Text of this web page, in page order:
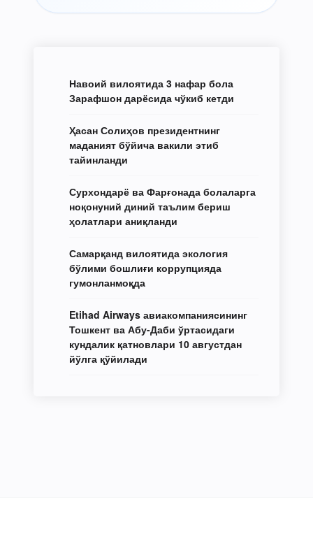
Навоий вилоятида 3 нафар бола
Зарафшон дарёсида чўкиб кетди
Ҳасан Солиҳов президентнинг
маданият бўйича вакили этиб
тайинланди
Сурхондарё ва Фарғонада болаларга
ноқонуний диний таълим бериш
ҳолатлари аниқланди
Самарқанд вилоятида экология
бўлими бошлиғи коррупцияда
гумонланмоқда
Etihad Airways авиакомпаниясининг
Тошкент ва Абу-Даби ўртасидаги
кундалик қатновлари 10 августдан
йўлга қўйилади